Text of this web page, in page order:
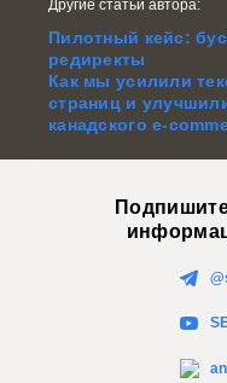
Другие статьи автора:
Пилотный кейс:
редиректы
Как мы усилили
страниц и
канадского e-